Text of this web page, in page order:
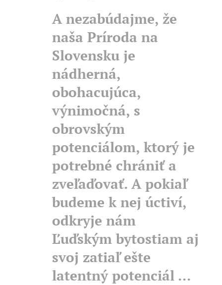
A nezabúdajme, že
naša Príroda na
Slovensku je
nádherná,
obohacujúca,
výnimočná, s
obrovským
potenciálom, ktorý je
potrebné chrániť a
zveľaďovať. A pokiaľ
budeme k nej úctiví,
odkryje nám
Ľuďským bytostiam aj
svoj zatiaľ ešte
latentný potenciál ...